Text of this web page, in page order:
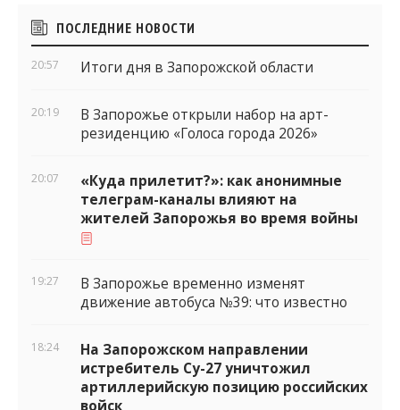
Боковые
виджеты
ПОСЛЕДНИЕ НОВОСТИ
20:57 Итоги дня в Запорожской области
20:19
В Запорожье открыли набор на арт-
резиденцию «Голоса города 2026»
20:07
«Куда прилетит?»: как анонимные
телеграм-каналы влияют на
жителей Запорожья во время войны
19:27
В Запорожье временно изменят
движение автобуса №39: что известно
18:24
На Запорожском направлении
истребитель Су-27 уничтожил
артиллерийскую позицию российских
войск